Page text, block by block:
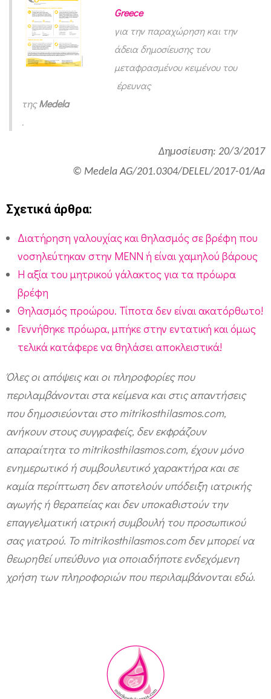
Greece
για την παραχώρησηκαι την
άδεια δημοσίευσηςτου
μεταφρασμένου κειμένου του
έρευνας
τηςMedela
.
Δημοσίευση: 20/3/2017
© Medela AG/201.0304/DELEL/2017-01/Aa
Σχετικά άρθρα:
Διατήρηση γαλουχίας και θηλασμός σε βρέφη που
νοσηλεύτηκαν στην ΜΕΝΝ ή είναι χαμηλού βάρους
Η αξία του μητρικού γάλακτος για τα πρόωρα
βρέφη
Θηλασμός προώρου. Τίποτα δεν είναι ακατόρθωτο!
Γεννήθηκε πρόωρα, μπήκε στην εντατική και όμως
τελικά κατάφερε να θηλάσει αποκλειστικά!
Όλες οι απόψεις και οι πληροφορίες που
περιλαμβάνονται στα κείμενα και στις απαντήσεις
που δημοσιεύονται στο mitrikosthilasmos.com,
ανήκουν στους συγγραφείς, δεν εκφράζουν
απαραίτητα το mitrikosthilasmos.com, έχουν μόνο
ενημερωτικό ή συμβουλευτικό χαρακτήρα και σε
καμία περίπτωση δεν αποτελούν υπόδειξη ιατρικής
αγωγής ή θεραπείας και δεν υποκαθιστούν την
επαγγελματική ιατρική συμβουλή του προσωπικού
σας γιατρού. Το mitrikosthilasmos.com δεν μπορεί να
θεωρηθεί υπεύθυνο για οποιαδήποτε ενδεχόμενη
χρήση των πληροφοριών που περιλαμβάνονται εδώ.